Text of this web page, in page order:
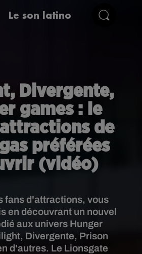
Le son latino
Divergente,
games : le
de
préférées
(vidéo)
fans d'attractions, vous
en découvrant un nouvel
aux univers Hunger
Divergente, Prison
d'autres. Le Lionsgate